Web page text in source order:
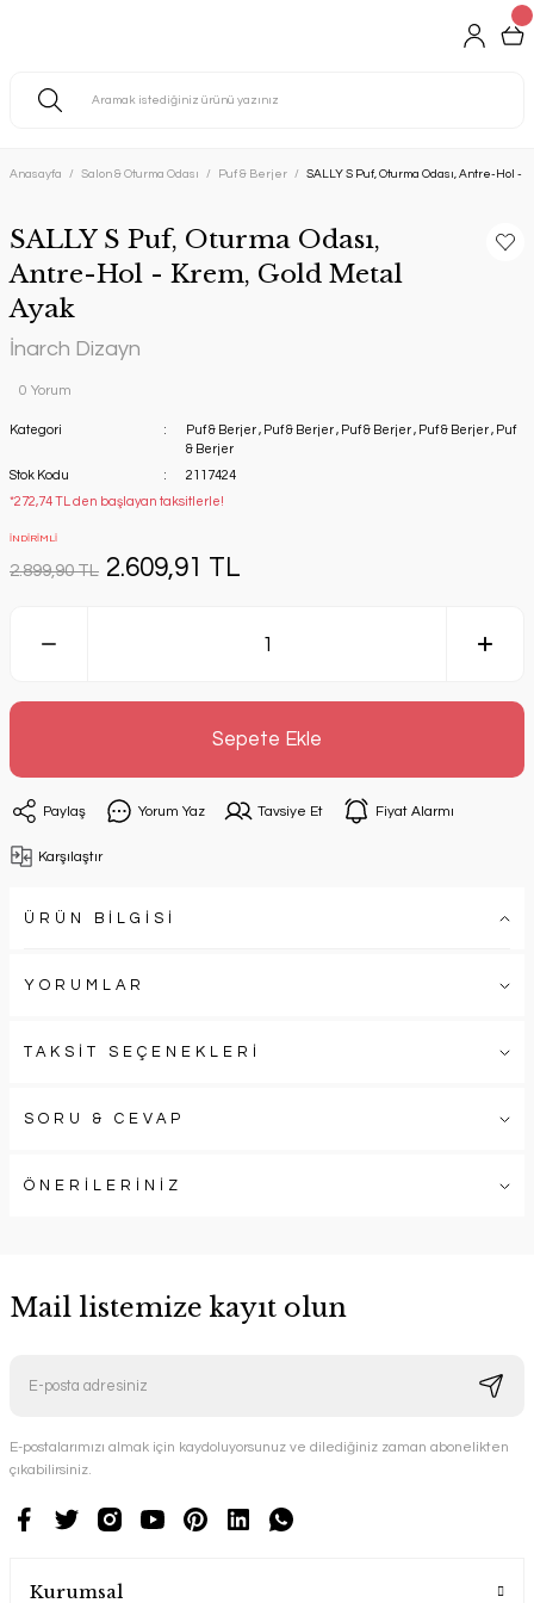
Anasayfa Salon & Oturma Odası Puf & Berjer SALLY S Puf, Oturma Odası, Antre-Hol -
SALLY S Puf, Oturma Odası,
Antre-Hol - Krem, Gold Metal
Ayak
İnarch Dizayn
0 Yorum
Kategori Puf & Berjer , Puf & Berjer , Puf & Berjer , Puf & Berjer , Puf
& Berjer
Stok Kodu
2117424
*272,74 TL den başlayan taksitlerle!
İNDİRİMLİ
2.899,90 TL 2.609,91 TL
Sepete Ekle
Paylaş Yorum Yaz Tavsiye Et Fiyat Alarmı
Karşılaştır
ÜRÜN BİLGİSİ
YORUMLAR
TAKSİT SEÇENEKLERİ
SORU & CEVAP
ÖNERİLERİNİZ
Mail listemize kayıt olun
E-postalarımızı almak için kaydoluyorsunuz ve dilediğiniz zaman abonelikten
çıkabilirsiniz.
Kurumsal